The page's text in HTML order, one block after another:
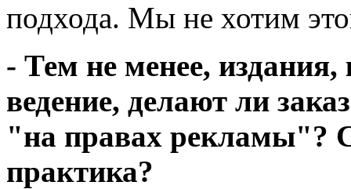
подхода. Мы не хотим
- Тем не менее,
ведение, делают ли
"на правах рекламы"?
практика?